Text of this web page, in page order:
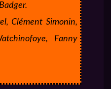
Clément Simonin,
Fanny